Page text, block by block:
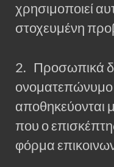
χρησιμοποιεί
στοχευμένη
2. Προσωπικά
ονοματεπώνυμο
αποθηκεύονται
που ο
φόρμα